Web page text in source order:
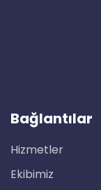
Bağlantılar
Hizmetler
Ekibimiz